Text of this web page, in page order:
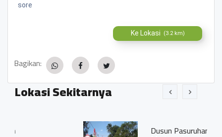
sore
Ke Lokasi (3.2 km)
Bagikan:
Lokasi Sekitarnya
Dusun Pasuruhan Desa Pasuruhan